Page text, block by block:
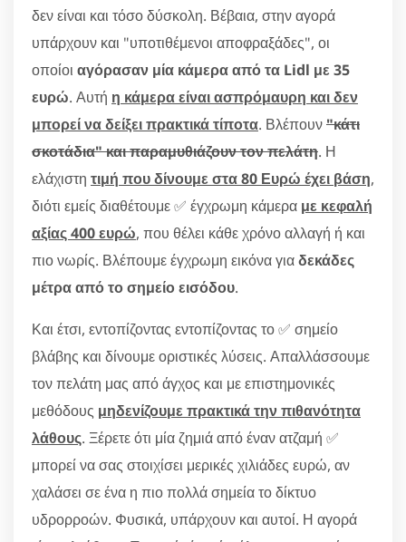
δεν είναι και τόσο δύσκολη. Βέβαια, στην αγορά
υπάρχουν και "υποτιθέμενοι αποφραξάδες", οι
οποίοι αγόρασαν μία κάμερα από τα Lidl με 35
ευρώ. Αυτή η κάμερα είναι ασπρόμαυρη και δεν
μπορεί να δείξει πρακτικά τίποτα. Βλέπουν"κάτι
σκοτάδια" και παραμυθιάζουν τον πελάτη. Η
ελάχιστη τιμή που δίνουμε στα 80 Ευρώ έχει βάση,
διότι εμείς διαθέτουμε ✅ έγχρωμη κάμερα με κεφαλή
αξίας 400 ευρώ, που θέλει κάθε χρόνο αλλαγή ή και
πιο νωρίς. Βλέπουμε έγχρωμη εικόνα γιαδεκάδες
μέτρα από το σημείο εισόδου.
Και έτσι, εντοπίζοντας εντοπίζοντας το ✅ σημείο
βλάβης και δίνουμε οριστικές λύσεις. Απαλλάσσουμε
τον πελάτη μας από άγχος και με επιστημονικές
μεθόδους μηδενίζουμε πρακτικά την πιθανότητα
λάθους. Ξέρετε ότι μία ζημιά από έναν ατζαμή ✅
μπορεί να σας στοιχίσει μερικές χιλιάδες ευρώ, αν
χαλάσει σε ένα η πιο πολλά σημεία το δίκτυο
υδρορροών. Φυσικά, υπάρχουν και αυτοί. Η αγορά